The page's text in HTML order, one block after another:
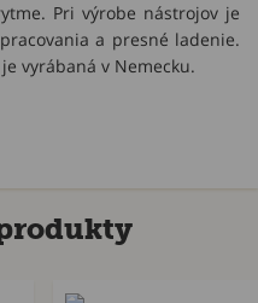
Pri výrobe nástrojov je
a presné ladenie.
vyrábaná v Nemecku.